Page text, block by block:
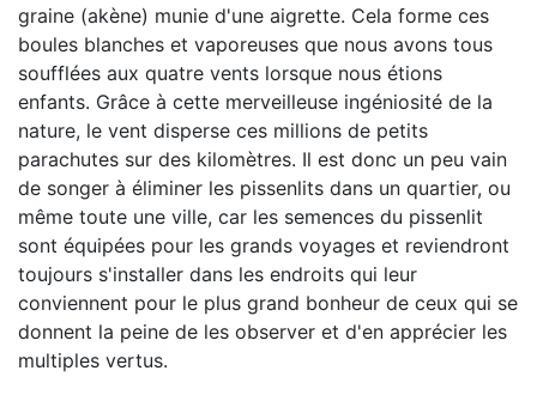
graine (akène) munie d'une aigrette. Cela forme ces
boules blanches et vaporeuses que nous avons tous
soufflées aux quatre vents lorsque nous étions
enfants. Grâce à cette merveilleuse ingéniosité de la
nature, le vent disperse ces millions de petits
parachutes sur des kilomètres. Il est donc un peu vain
de songer à éliminer les pissenlits dans un quartier, ou
même toute une ville, car les semences du pissenlit
sont équipées pour les grands voyages et reviendront
toujours s'installer dans les endroits qui leur
conviennent pour le plus grand bonheur de ceux qui se
donnent la peine de les observer et d'en apprécier les
multiples vertus.